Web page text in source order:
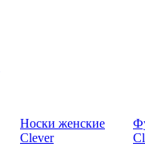
Носки женские
Clever